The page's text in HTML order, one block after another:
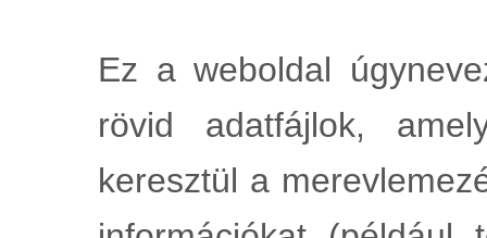
Ez a weboldal
rövid adatfájlok,
keresztül a